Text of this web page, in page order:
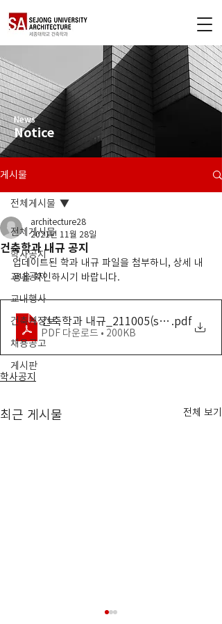
News
Notice
게시물
전체게시물
학사공지
교내공지
교내행사
건축계정보
채용공고
게시판
전체게시물
건축학과 내규 공지
architecture28
2021년 11월 28일
업데이트된 학과 내규 파일을 첨부하니, 상세 내
용을 확인하시기 바랍니다.
건축학과 내규_211005(secured)
.pdf
PDF 다운로드 • 200KB
학사공지
최근 게시물 전체 보기